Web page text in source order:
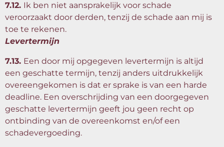
7.12. Ik ben niet aansprakelijk voor schade
veroorzaakt door derden, tenzij de schade aan mij is
toe te rekenen.
Levertermijn
7.13. Een door mij opgegeven levertermijn is altijd
een geschatte termijn, tenzij anders uitdrukkelijk
overeengekomen is dat er sprake is van een harde
deadline. Een overschrijding van een doorgegeven
geschatte levertermijn geeft jou geen recht op
ontbinding van de overeenkomst en/of een
schadevergoeding.